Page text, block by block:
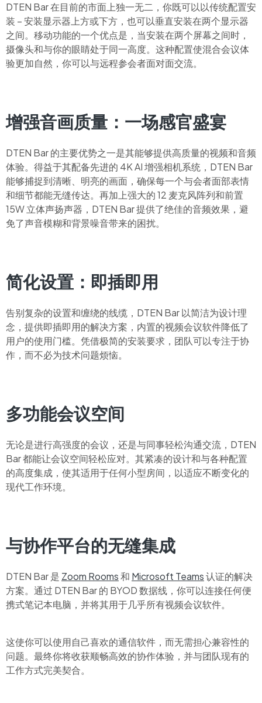
DTEN Bar 在目前的市面上独一无二，你既可以以传统配置安
装 – 安装显示器上方或下方，也可以垂直安装在两个显示器
之间。移动功能的一个优点是，当安装在两个屏幕之间时，
摄像头和与你的眼睛处于同一高度。这种配置使混合会议体
验更加自然，你可以与远程参会者面对面交流。
增强音画质量：一场感官盛宴
DTEN Bar 的主要优势之一是其能够提供高质量的视频和音频
体验。得益于其配备先进的 4K AI 增强相机系统，DTEN Bar
能够捕捉到清晰、明亮的画面，确保每一个与会者面部表情
和细节都能无缝传达。再加上强大的 12 麦克风阵列和前置
15W 立体声扬声器，DTEN Bar 提供了绝佳的音频效果，避
免了声音模糊和背景噪音带来的困扰。
简化设置：即插即用
告别复杂的设置和缠绕的线缆，DTEN Bar 以简洁为设计理
念，提供即插即用的解决方案，内置的视频会议软件降低了
用户的使用门槛。凭借极简的安装要求，团队可以专注于协
作，而不必为技术问题烦恼。
多功能会议空间
无论是进行高强度的会议，还是与同事轻松沟通交流，DTEN
Bar 都能让会议空间轻松应对。其紧凑的设计和与各种配置
的高度集成，使其适用于任何小型房间，以适应不断变化的
现代工作环境。
与协作平台的无缝集成
DTEN Bar 是 Zoom Rooms和 Microsoft Teams认证的解决
方案。通过 DTEN Bar 的 BYOD 数据线，你可以连接任何便
携式笔记本电脑，并将其用于几乎所有视频会议软件。
这使你可以使用自己喜欢的通信软件，而无需担心兼容性的
问题。最终你将收获顺畅高效的协作体验，并与团队现有的
工作方式完美契合。